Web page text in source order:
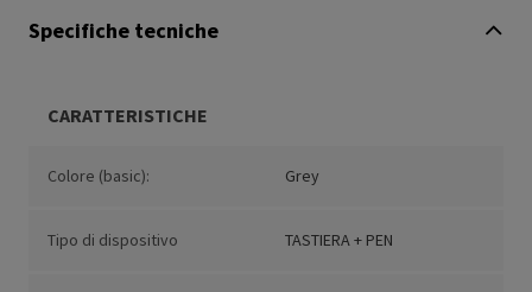
Specifiche tecniche
CARATTERISTICHE
Colore (basic): Grey
Tipo di dispositivo TASTIERA + PEN